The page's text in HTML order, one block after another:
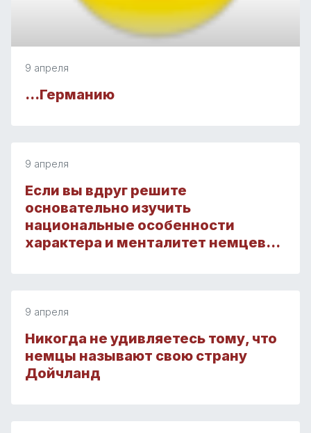
9 апреля
…Германию
9 апреля
Если вы вдруг решите
основательно изучить
национальные особенности
характера и менталитет немцев…
9 апреля
Никогда не удивляетесь тому, что
немцы называют свою страну
Дойчланд